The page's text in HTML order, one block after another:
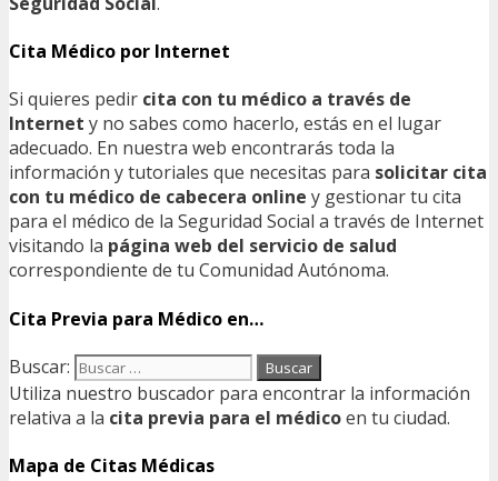
Cita Médico por Internet
Si quieres pedir cita con tu médico a través de
Internet y no sabes como hacerlo, estás en el lugar
adecuado. En nuestra web encontrarás toda la
información y tutoriales que necesitas para solicitar cita
con tu médico de cabecera online y gestionar tu cita
para el médico de la Seguridad Social a través de Internet
visitando la página web del servicio de salud
correspondiente de tu Comunidad Autónoma.
Cita Previa para Médico en…
Buscar:
Utiliza nuestro buscador para encontrar la información
relativa a la cita previa para el médicoen tu ciudad.
Mapa de Citas Médicas